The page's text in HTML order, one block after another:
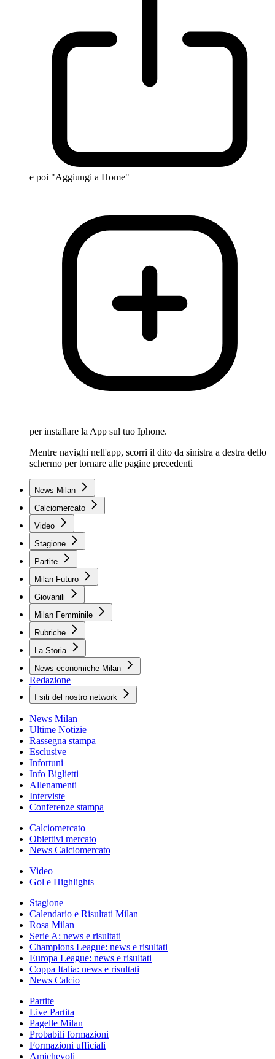
e poi "Aggiungi a Home"
per installare la App sul tuo Iphone.
Mentre navighi nell'app, scorri il dito da sinistra a destra dello
schermo per tornare alle pagine precedenti
News Milan
Calciomercato
Video
Stagione
Partite
Milan Futuro
Giovanili
Milan Femminile
Rubriche
La Storia
News economiche Milan
Redazione
I siti del nostro network
News Milan
Ultime Notizie
Rassegna stampa
Esclusive
Infortuni
Info Biglietti
Allenamenti
Interviste
Conferenze stampa
Calciomercato
Obiettivi mercato
News Calciomercato
Video
Gol e Highlights
Stagione
Calendario e Risultati Milan
Rosa Milan
Serie A: news e risultati
Champions League: news e risultati
Europa League: news e risultati
Coppa Italia: news e risultati
News Calcio
Partite
Live Partita
Pagelle Milan
Probabili formazioni
Formazioni ufficiali
Amichevoli